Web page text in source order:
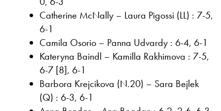
Catherine McNally – Laura Pigossi (LL) : 7-5,
6-1
Camila Osorio – Panna Udvardy : 6-4, 6-1
Kateryna Baindl – Kamilla Rakhimova : 7-5,
6-7 [8], 6-1
Barbora Krejcikova (N.20) – Sara Bejlek
(Q) : 6-3, 6-1